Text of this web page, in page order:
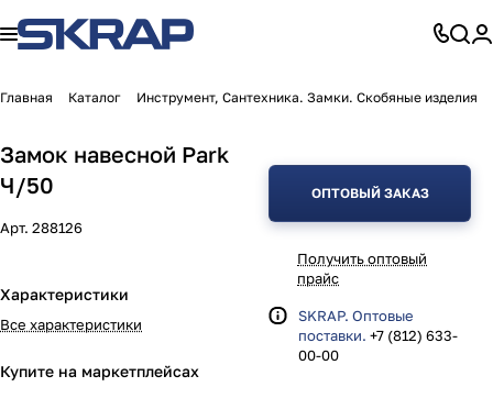
Главная Каталог Инструмент, Сантехника. Замки. Скобяные изделия
Замок навесной Park
Ч/50
Арт. 288126
Характеристики
Все характеристики
Купите на маркетплейсах
ОПТОВЫЙ ЗАКАЗ
Получить оптовый
прайс
SKRAP. Оптовые
поставки. +7 (812) 633-
00-00